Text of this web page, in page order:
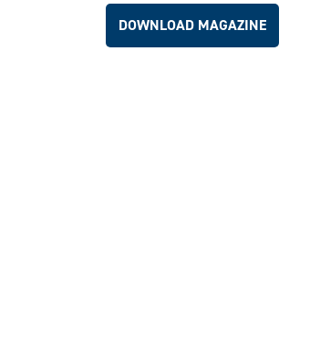
DOWNLOAD MAGAZINE